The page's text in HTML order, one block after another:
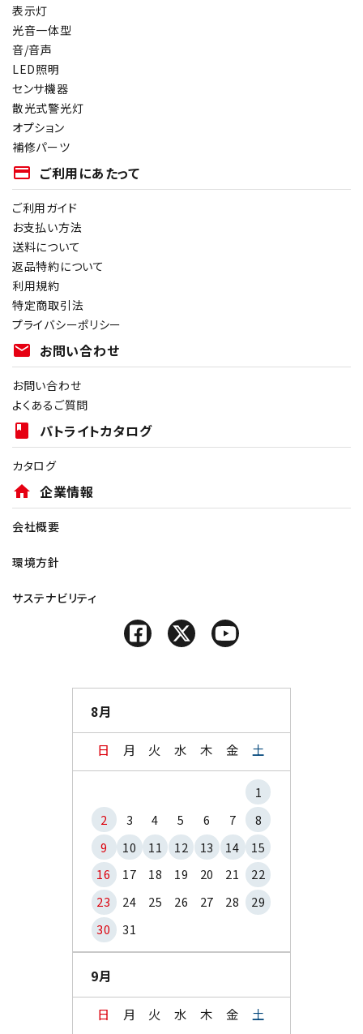
表示灯
光音一体型
音/音声
LED照明
センサ機器
散光式警光灯
オプション
補修パーツ
payment ご利用にあたって
ご利用ガイド
お支払い方法
送料について
返品特約について
利用規約
特定商取引法
プライバシーポリシー
mail お問い合わせ
お問い合わせ
よくあるご質問
book パトライトカタログ
カタログ
home 企業情報
会社概要
環境方針
サステナビリティ
8月
日 月 火 水 木 金 土
1
2
3 4 5 6 7
8
9
10 11 12 13 14
15
16
17 18 19 20 21
22
23
24 25 26 27 28
29
30
31
9月
日 月 火 水 木 金 土